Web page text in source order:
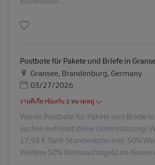
Postbote für Pakete und Briefe in
สถานที่
Gransee, Brandenburg, Germany
Posted Date
03/27/2026
งานที่เกี่ยวข้องกับ 2 หมวดหมู่
Werde Postbote für Pakete und Briefe
suchen befristet deine Unterstützung!
17,92 € Tarif-Stundenlohn inkl. 50%
Weitere 50% Weihnachtsgeld im